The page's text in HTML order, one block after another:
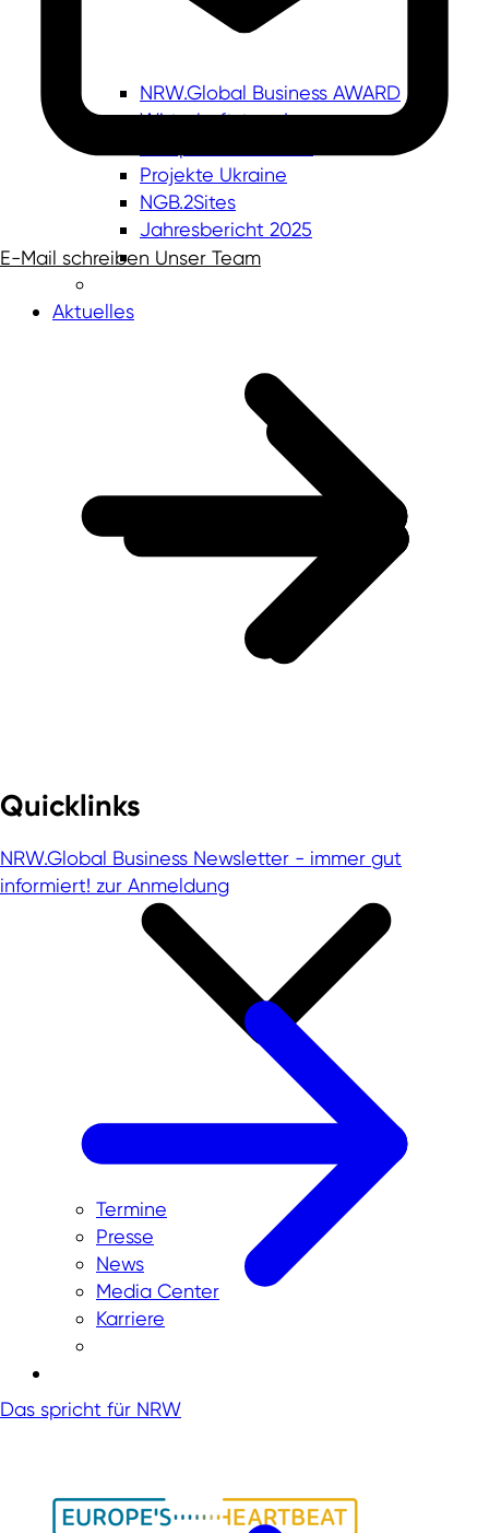
NRW.Global Business AWARD
Wirtschaftstag Japan
Projekte Ukraine
NGB.2Sites
Jahresbericht 2025
Aktuelles
Termine
Presse
News
Media Center
Karriere
E-Mail schreiben Unser Team
Quicklinks
NRW.Global Business Newsletter - immer gut
informiert! zur Anmeldung
Das spricht für NRW